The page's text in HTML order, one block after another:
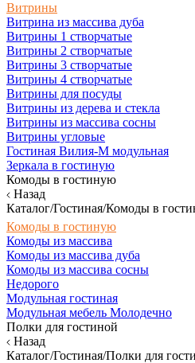
Витрины
Витрина из массива дуба
Витрины 1 створчатые
Витрины 2 створчатые
Витрины 3 створчатые
Витрины 4 створчатые
Витрины для посуды
Витрины из дерева и стекла
Витрины из массива сосны
Витрины угловые
Гостиная Вилия-М модульная
Зеркала в гостиную
Комоды в гостиную
Назад
Каталог/Гостиная/Комоды в
Комоды в гостиную
Комоды из массива
Комоды из массива дуба
Комоды из массива сосны
Недорого
Модульная гостиная
Модульная мебель Молодечно
Полки для гостиной
Назад
Каталог/Гостиная/Полки для